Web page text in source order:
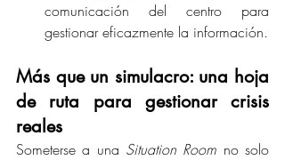
comunicación del centro para
gestionar eficazmente la información.
Más que un simulacro: una hoja
de ruta para gestionar crisis
reales
Someterse a una Situation Room no solo